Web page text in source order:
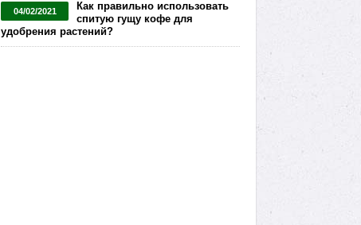
04/02/2021
Как правильно использовать
спитую гущу кофе для
удобрения растений?